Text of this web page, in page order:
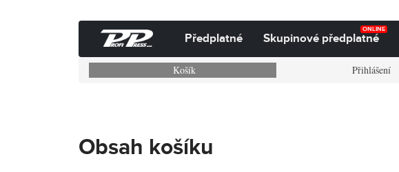
Předplatné
ONLINE
Skupinové předplatné
Košík Přihlášení
Obsah košíku